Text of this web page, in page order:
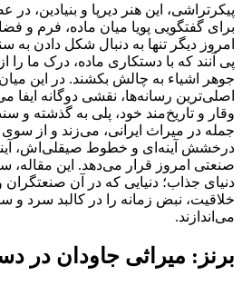
پیکرتراشی، این هنر دیرپا و بنیادین،
برای گفتگویی پویا میان ماده، فرم و
امروز دیگر تنها به دنبال شکل دادن به
پی آنند که با دستکاری ماده، درک ما را
جوهر اشیاء به چالش بکشند. در این
اصلی‌ترین رسانه‌ها، نقشی دوگانه ایفا
وقار و تاریخ‌مند خود، پلی به گذشته و
جمله در میراث ایرانی، می‌زند و از سوی
درخشش آینه‌ای و خطوط صیقلی‌اش،
صنعتی امروز قرار می‌دهد. این
دنیای جذاب؛ دنیایی که در آن صنعتگران
خلاقیت، نبض زمانه را در کالبد سرد و
می‌اندازند.
برنز: میراثی جاودان در